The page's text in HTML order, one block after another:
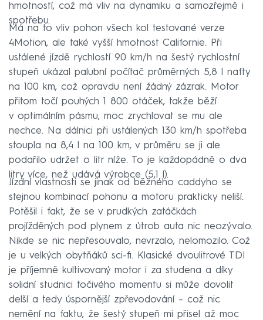
hmotností, což má vliv na dynamiku a samozřejmě i
spotřebu.
Má na to vliv pohon všech kol testované verze
4Motion, ale také vyšší hmotnost Californie. Při
ustálené jízdě rychlostí 90 km/h na šestý rychlostní
stupeň ukázal palubní počítač průměrných 5,8 l nafty
na 100 km, což opravdu není žádný zázrak. Motor
přitom točí pouhých 1 800 otáček, takže běží
v optimálním pásmu, moc zrychlovat se mu ale
nechce. Na dálnici při ustálených 130 km/h spotřeba
stoupla na 8,4 l na 100 km, v průměru se ji ale
podařilo udržet o litr níže. To je každopádně o dva
litry více, než udává výrobce (5,1 l).
Jízdní vlastnosti se jinak od běžného caddyho se
stejnou kombinací pohonu a motoru prakticky neliší.
Potěšil i fakt, že se v prudkých zatáčkách
projížděných pod plynem z útrob auta nic neozývalo.
Nikde se nic nepřesouvalo, nevrzalo, nelomozilo. Což
je u velkých obytňáků sci-fi. Klasické dvoulitrové TDI
je příjemně kultivovaný motor i za studena a díky
solidní studnici točivého momentu si může dovolit
delší a tedy úspornější zpřevodování – což nic
nemění na faktu, že šestý stupeň mi přisel až moc